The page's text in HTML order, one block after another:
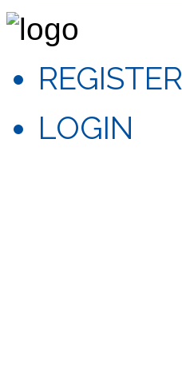
REGISTER
LOGIN